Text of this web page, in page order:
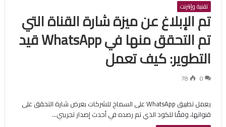
تقنية وإنترنت
تم الإبلاغ عن ميزة شارة القناة التي
تم التحقق منها في WhatsApp قيد
التطوير: كيف تعمل
0
78
يعمل تطبيق WhatsApp على السماح للشركات بعرض شارة التحقق على
قنواتها، وفقًا للكود الذي تم رصده في أحدث إصدار تجريبي…